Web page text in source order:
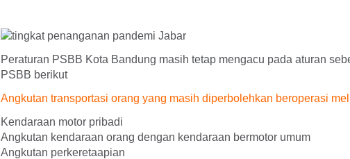
Peraturan PSBB Kota Bandung masih tetap mengacu pada aturan
PSBB berikut
Angkutan transportasi orang yang masih diperbolehkan beroperasi
Kendaraan motor pribadi
Angkutan kendaraan orang dengan kendaraan bermotor umum
Angkutan perkeretaapian